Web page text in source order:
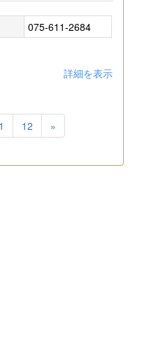
075-611-2684
詳細を表示
12 »